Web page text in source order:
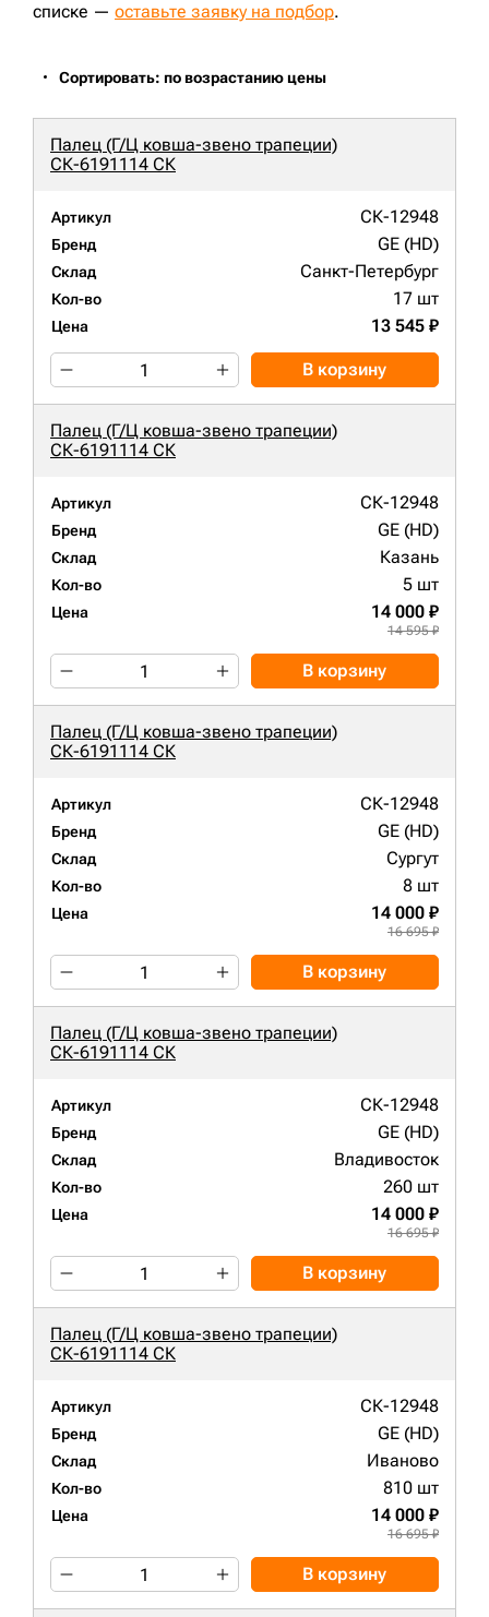
списке — оставьте заявку на подбор.
Сортировать: по возрастанию цены
Палец (Г/Ц ковша-звено трапеции)
СК-6191114 СК
Артикул СК-12948
Бренд GE (HD)
Склад Санкт-Петербург
Кол-во 17 шт
Цена 13 545 ₽
В корзину
Палец (Г/Ц ковша-звено трапеции)
СК-6191114 СК
Артикул СК-12948
Бренд GE (HD)
Склад Казань
Кол-во 5 шт
Цена 14 000 ₽
14 595 ₽
В корзину
Палец (Г/Ц ковша-звено трапеции)
СК-6191114 СК
Артикул СК-12948
Бренд GE (HD)
Склад Сургут
Кол-во 8 шт
Цена 14 000 ₽
16 695 ₽
В корзину
Палец (Г/Ц ковша-звено трапеции)
СК-6191114 СК
Артикул СК-12948
Бренд GE (HD)
Склад Владивосток
Кол-во 260 шт
Цена 14 000 ₽
16 695 ₽
В корзину
Палец (Г/Ц ковша-звено трапеции)
СК-6191114 СК
Артикул СК-12948
Бренд GE (HD)
Склад Иваново
Кол-во 810 шт
Цена 14 000 ₽
16 695 ₽
В корзину